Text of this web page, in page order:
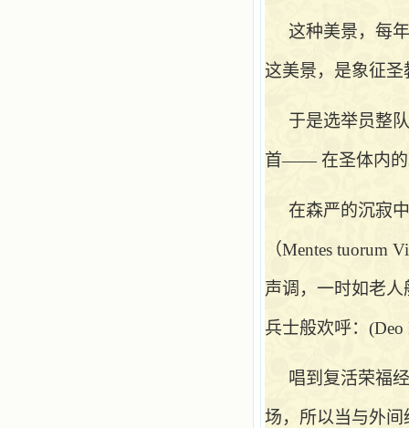
这种美景，每
这美景，是象征
于是选举员整
首—— 在圣体内的
在森严的沉寂
（Mentes
声调，一时如老人
兵士般欢呼：(Deo
唱到复活荣福
场，所以当与外